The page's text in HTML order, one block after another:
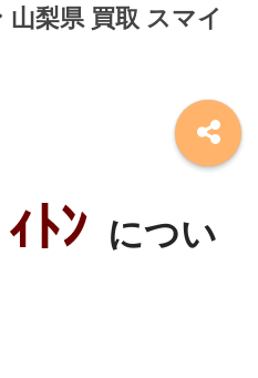
梨県 買取 スマイ
ﾄﾝ
につい